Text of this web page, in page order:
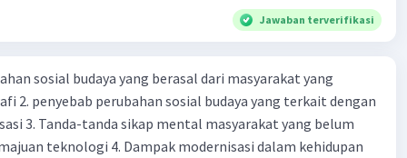
yang kaya akan keberagaman baik dilihat dari agama, suku,
Berdasarkan pernyataan tersebut, apa yang dapat
Jawaban terverifikasi
sosial budaya yang berasal dari masyarakat yang
2. penyebab perubahan sosial budaya yang terkait dengan
3. Tanda-tanda sikap mental masyarakat yang belum
teknologi 4. Dampak modernisasi dalam kehidupan